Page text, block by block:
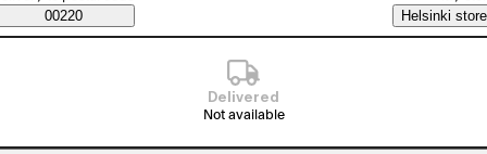
Saatavuustiedot
00220 Helsinki store
Delivered
Not available